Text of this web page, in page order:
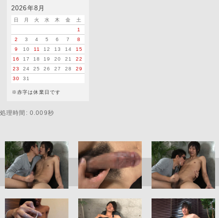
2026年8月
日 月 火 水 木 金
土
1
2
3 4 5 6 7
8
9
10 11 12 13 14
15
16
17 18 19 20 21
22
23
24 25 26 27 28
29
30
31
※赤字は休業日です
処理時間: 0.009秒